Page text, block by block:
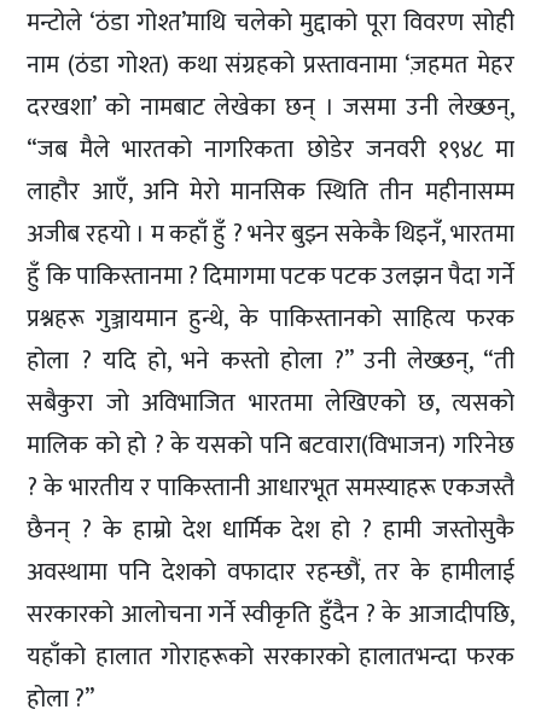
मन्टोले ‘ठंडा गोश्त’माथि चलेको मुद्दाको पूरा विवरण सोही
नाम (ठंडा गोश्त) कथा संग्रहको प्रस्तावनामा ‘ज़हमत मेहर
दरखशा’ को नामबाट लेखेका छन् । जसमा उनी लेख्छन्,
“जब मैले भारतको नागरिकता छोडेर जनवरी १९४८ मा
लाहौर आएँ, अनि मेरो मानसिक स्थिति तीन महीनासम्म
अजीब रहयो । म कहाँ हुँ ? भनेर बुझ्न सकेकै थिइनँ, भारतमा
हुँ कि पाकिस्तानमा ? दिमागमा पटक पटक उलझन पैदा गर्ने
प्रश्नहरू गुञ्जायमान हुन्थे, के पाकिस्तानको साहित्य फरक
होला ? यदि हो, भने कस्तो होला ?” उनी लेख्छन्, “ती
सबैकुरा जो अविभाजित भारतमा लेखिएको छ, त्यसको
मालिक को हो ? के यसको पनि बटवारा(विभाजन) गरिनेछ
? के भारतीय र पाकिस्तानी आधारभूत समस्याहरू एकजस्तै
छैनन् ? के हाम्रो देश धार्मिक देश हो ? हामी जस्तोसुकै
अवस्थामा पनि देशको वफादार रहन्छौं, तर के हामीलाई
सरकारको आलोचना गर्ने स्वीकृति हुँदैन ? के आजादीपछि,
यहाँको हालात गोराहरूको सरकारको हालातभन्दा फरक
होला ?”